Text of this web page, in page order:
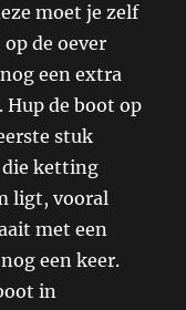
moet je zelf
de oever
een extra
Hup de boot op
stuk
ketting
ligt, vooral
met een
een keer.
in